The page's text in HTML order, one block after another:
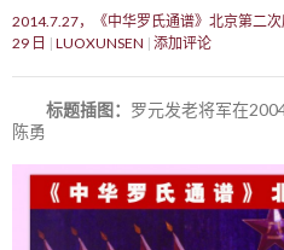
2014.7.27，《中华罗氏通谱》北京第二
29 日
LUOXUNSEN 添加评论
标题插图： 罗元发老将军在
陈勇